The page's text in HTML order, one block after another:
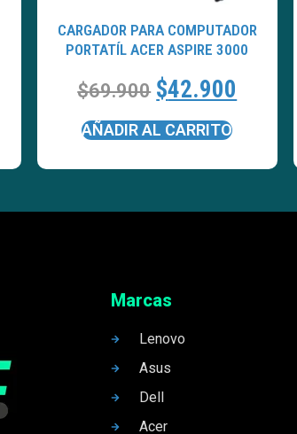
CARGADOR PARA COMPUTADOR
PORTATÍL ACER ASPIRE 3000
$69.900 $42.900
AÑADIR AL CARRITO
Marcas
Lenovo
Asus
Dell
Acer